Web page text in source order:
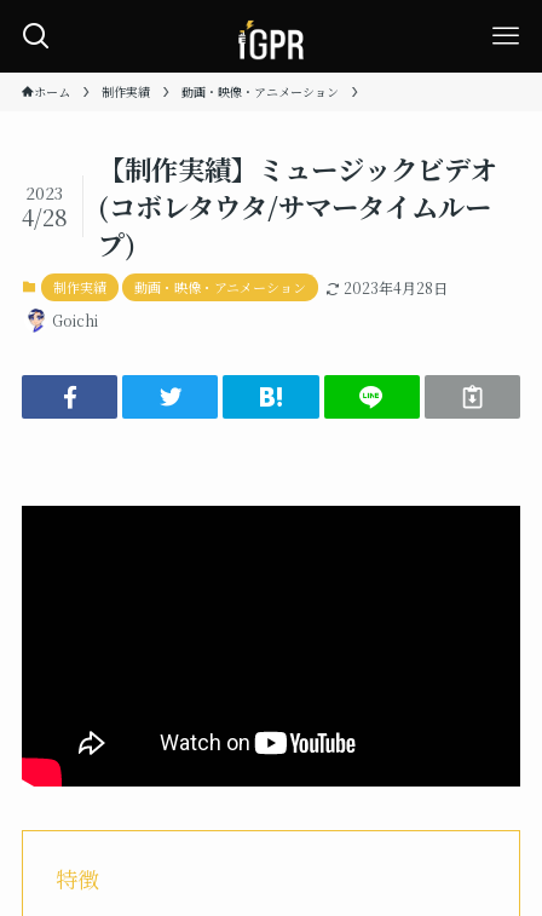
ホーム 制作実績 動画・映像・アニメーション
【制作実績】ミュージックビデオ
(コボレタウタ/サマータイムルー
プ)
2023
4/28
制作実績 動画・映像・アニメーション
2023年4月28日
Goichi
特徴